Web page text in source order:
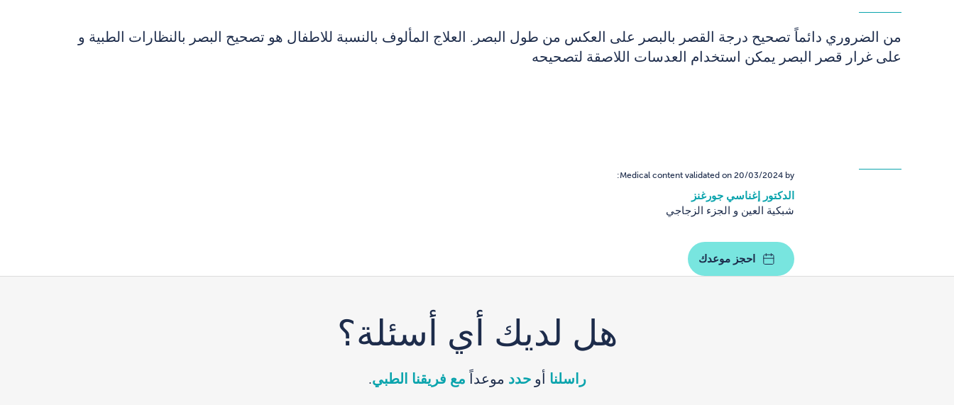
من الضروري دائماً تصحيح درجة القصر بالبصر على العكس من طول البصر. العلاج المألوف بالنسبة للاطفال هو تصحيح البصر بالنظارات الطبية و
على غرار قصر البصر يمكن استخدام العدسات اللاصقة لتصحيحه
Medical content validated on 20/03/2024 by:
الدكتور إغناسي جورغنز
شبكية العين و الجزء الزجاجي
احجز موعدك
هل لديك أي أسئلة؟
راسلنا أوحدد موعداً مع فريقنا الطبي.